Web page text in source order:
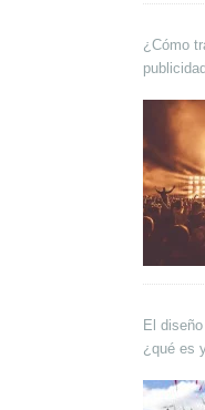
¿Cómo
El
¿qué es